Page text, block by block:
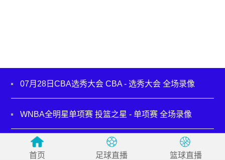
07月28日CBA选秀大会 CBA - 选秀大会 全场录像
WNBA全明星单项赛 投篮之星 - 单项赛 全场录像
07月19日NBA夏季联赛 步行者 - 鹈鹕 全场录像
首页 足球直播 篮球直播